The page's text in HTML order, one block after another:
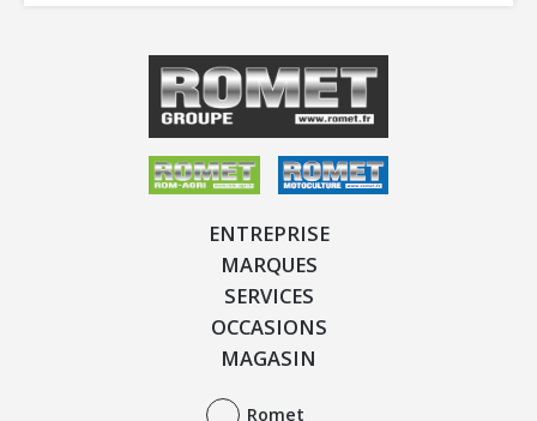
ENTREPRISE
MARQUES
SERVICES
OCCASIONS
MAGASIN
Romet